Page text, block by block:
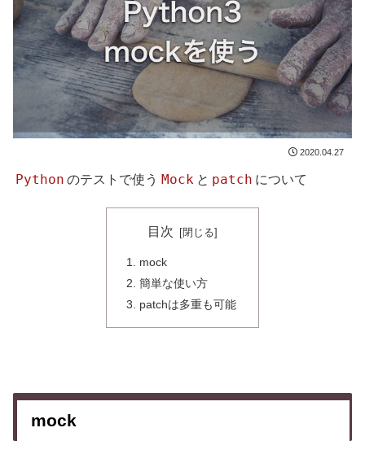
2020.04.27
Python のテストで使う Mock と patch について
目次
mock
簡単な使い方
patchは多重も可能
mock